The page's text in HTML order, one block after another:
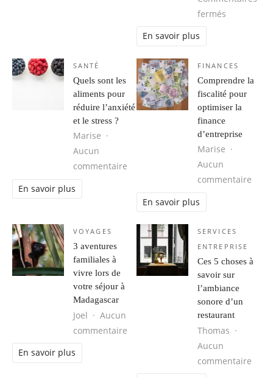
fermés
En savoir plus
SANTÉ
Quels sont les
aliments pour
réduire l’anxiété
et le stress ?
Marise
Aucun
commentaire sur Quels sont les aliments pour
En savoir plus
FINANCES
Comprendre la
fiscalité pour
optimiser la
finance
d’entreprise
Marise
Aucun
commentaire
En savoir plus
VOYAGES
3 aventures
familiales à
vivre lors de
votre séjour à
Madagascar
Joel
Aucun
commentaire sur 3 aventures familiales à vivre
En savoir plus
SERVICES
ENTREPRISE
Ces 5 choses à
savoir sur
l’ambiance
sonore d’un
restaurant
Thomas
Aucun
commentaire